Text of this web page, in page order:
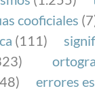
cooficiales
(111)
errores